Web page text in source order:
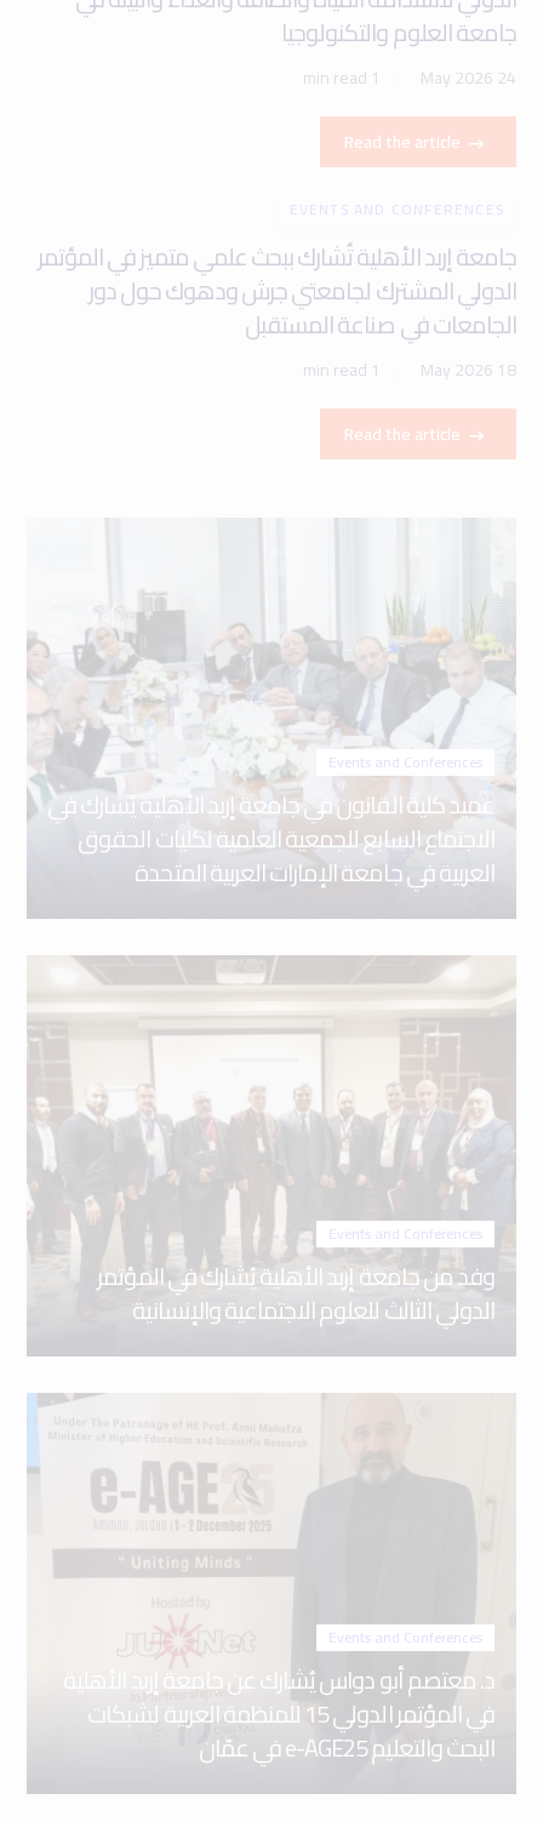
جامعة العلوم والتكنولوجيا
24 May 2026
1 min read
Read the article
EVENTS AND CONFERENCES
جامعة إربد الأهلية تُشارك ببحث علمي متميز في المؤتمر
الدولي المشترك لجامعتي جرش ودهوك حول دور
الجامعات في صناعة المستقبل
18 May 2026
1 min read
Read the article
Events and Conferences
عميد كلية القانون في جامعة إربد الأهلية يُشارك في
الاجتماع السابع للجمعية العلمية لكليات الحقوق
العربية في جامعة الإمارات العربية المتحدة
Events and Conferences
وفد من جامعة إربد الأهلية يُشارك في المؤتمر
الدولي الثالث للعلوم الاجتماعية والإنسانية
Events and Conferences
د. معتصم أبو دواس يُشارك عن جامعة إربد الأهلية
في المؤتمر الدولي 15 للمنظمة العربية لشبكات
البحث والتعليم e-AGE25 في عمّان